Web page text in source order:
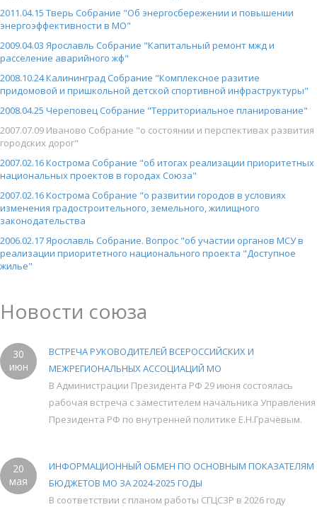
2011.04.15 Тверь Собрание "Об энергосбережении и повышении
энергоэффективности в МО"
2009.04.03 Ярославль Собрание "Капитальный ремонт мжд и
расселение аварийного жф"
2008.10.24 Калининград Собрание "Комплексное разитие
придомовой и пришкольной детской спортивной инфраструктуры"
2008.04.25 Череповец Собрание "Территориальное планирование"
2007.07.09 Иваново Собрание "о состоянии и перспективах развития
городских дорог"
2007.02.16 Кострома Собрание "об итогах реализации приоритетных
национальных проектов в городах Союза"
2007.02.16 Кострома Собрание "о развитии городов в условиях
изменения градостроительного, земельного, жилищного
законодательства
2006.02.17 Ярославль Собрание. Вопрос "об участии органов МСУ в
реализации приоритетного национального проекта "Доступное
жилье"
Новости союза
30
июн
ВСТРЕЧА РУКОВОДИТЕЛЕЙ ВСЕРОССИЙСКИХ И
МЕЖРЕГИОНАЛЬНЫХ АССОЦИАЦИЙ МО
В Администрации Президента РФ 29 июня состоялась
рабочая встреча с заместителем начальника Управления
Президента РФ по внутренней политике Е.Н.Грачёвым.
20
мая
ИНФОРМАЦИОННЫЙ ОБМЕН ПО ОСНОВНЫМ ПОКАЗАТЕЛЯМ
БЮДЖЕТОВ МО ЗА 2024-2025 ГОДЫ
В соответствии с планом работы СГЦСЗР в 2026 году